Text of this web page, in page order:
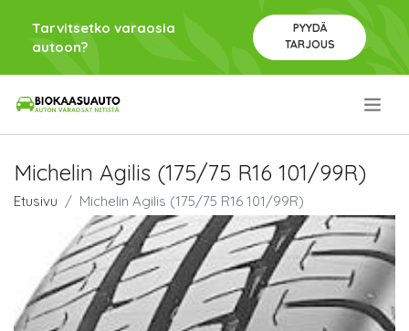
Tarvitsetko varaosia
autoon?
PYYDÄ
TARJOUS
Michelin Agilis (175/75 R16 101/99R)
Etusivu Michelin Agilis (175/75 R16 101/99R)